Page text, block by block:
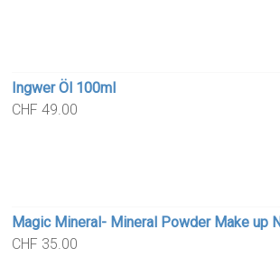
Ingwer Öl 100ml
CHF 49.00
Magic Mineral- Mineral Powder Make up
CHF 35.00